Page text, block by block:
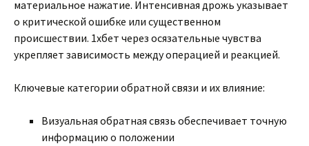
материальное нажатие. Интенсивная дрожь указывает
о критической ошибке или существенном
происшествии. 1хбет через осязательные чувства
укрепляет зависимость между операцией и реакцией.
Ключевые категории обратной связи и их влияние:
Визуальная обратная связь обеспечивает точную
информацию о положении